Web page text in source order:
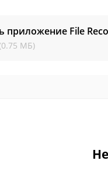
приложение File
МБ)